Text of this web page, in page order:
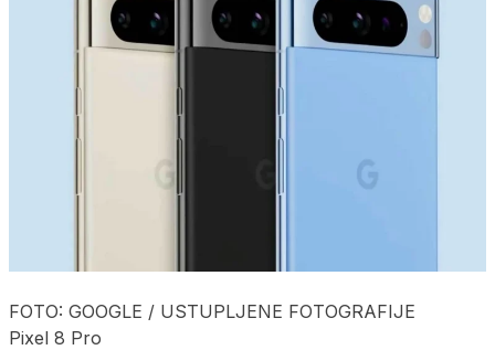
FOTO: GOOGLE / USTUPLJENE FOTOGRAFIJE
Pixel 8 Pro